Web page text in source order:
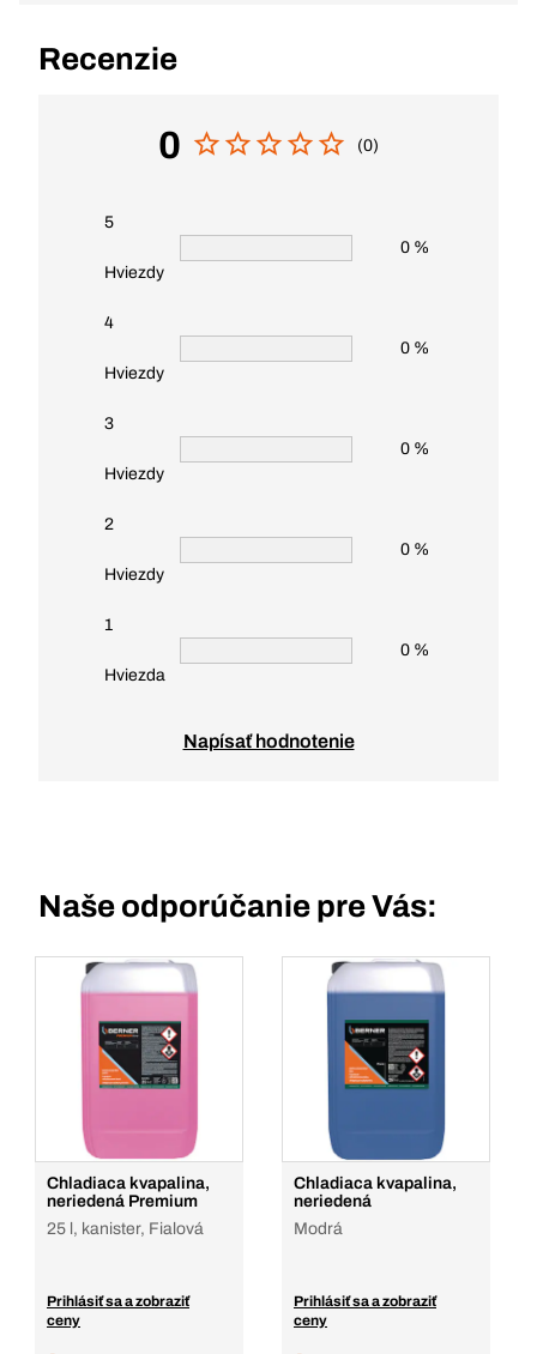
Recenzie
0 (0)
5
Hviezdy
0 %
4
Hviezdy
0 %
3
Hviezdy
0 %
2
Hviezdy
0 %
1
Hviezda
0 %
Napísať hodnotenie
Naše odporúčanie pre Vás:
Chladiaca kvapalina,
neriedená Premium
25 l, kanister, Fialová
Prihlásiť sa a zobraziť
ceny
Chladiaca kvapalina,
neriedená
Modrá
Prihlásiť sa a zobraziť
ceny